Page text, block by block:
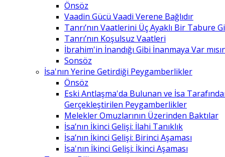
Önsöz
Vaadin Gücü Vaadi Verene Bağlıdır
Tanrı’nın Vaatlerini Üç Ayaklı Bir Tabure
Tanrı’nın Koşulsuz Vaatleri
İbrahim'in İnandığı Gibi İnanmaya Var
Sonsöz
İsa'nın Yerine Getirdiği Peygamberlikler
Önsöz
Eski Antlaşma'da Bulunan ve İsa
Gerçekleştirilen Peygamberlikler
Melekler Omuzlarının Üzerinden Baktılar
İsa’nın İkinci Gelişi: İlahi Tanıklık
İsa’nın İkinci Gelişi: Birinci Aşaması
İsa'nın İkinci Gelişi: İkinci Aşaması